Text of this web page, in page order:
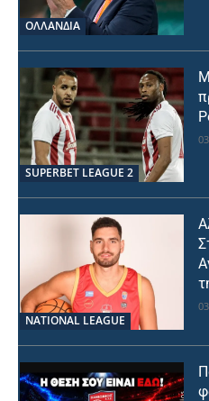
OΛΛΑΝΔΊΑ
SUPERBET LEAGUE 2
NATIONAL LEAGUE